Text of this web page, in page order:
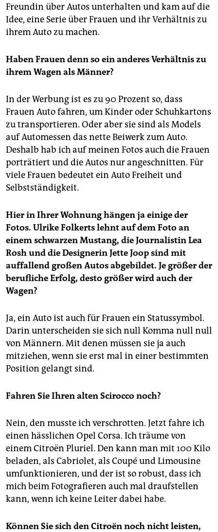
Freundin über Autos unterhalten und kam auf die
Idee, eine Serie über Frauen und ihr Verhältnis zu
ihrem Auto zu machen.
Haben Frauen denn so ein anderes Verhältnis zu
ihrem Wagen als Männer?
In der Werbung ist es zu 90 Prozent so, dass
Frauen Auto fahren, um Kinder oder Schuhkartons
zu transportieren. Oder aber sie sind als Models
auf Automessen das nette Beiwerk zum Auto.
Deshalb hab ich auf meinen Fotos auch die Frauen
porträtiert und die Autos nur angeschnitten. Für
viele Frauen bedeutet ein Auto Freiheit und
Selbstständigkeit.
Hier in Ihrer Wohnung hängen ja einige der
Fotos. Ulrike Folkerts lehnt auf dem Foto an
einem schwarzen Mustang, die Journalistin Lea
Rosh und die Designerin Jette Joop sind mit
auffallend großen Autos abgebildet. Je größer der
berufliche Erfolg, desto größer wird auch der
Wagen?
Ja, ein Auto ist auch für Frauen ein Statussymbol.
Darin unterscheiden sie sich null Komma null null
von Männern. Mit denen müssen sie ja auch
mitziehen, wenn sie erst mal in einer bestimmten
Position gelangt sind.
Fahren Sie Ihren alten Scirocco noch?
Nein, den musste ich verschrotten. Jetzt fahre ich
einen hässlichen Opel Corsa. Ich träume von
einem Citroën Pluriel. Den kann man mit 100 Kilo
beladen, als Cabriolet, als Coupé und Limousine
umfunktionieren, und der ist so robust, dass ich
mich beim Fotografieren auch mal draufstellen
kann, wenn ich keine Leiter dabei habe.
Können Sie sich den Citroën noch nicht leisten,